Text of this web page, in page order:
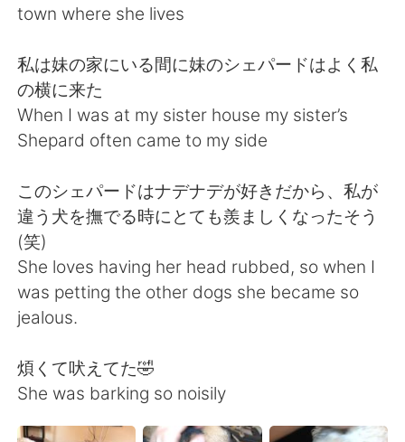
简体中文
繁體中文 Español
العربية Français
Русский ไทย
Indonesia
Türkçe Tiếng Việt
town where she lives
私は妹の家にいる間に妹のシェパードはよく私
の横に来た
When I was at my sister house my sister’s
Shepard often came to my side
このシェパードはナデナデが好きだから、私が
違う犬を撫でる時にとても羨ましくなったそう
(笑)
She loves having her head rubbed, so when I
was petting the other dogs she became so
jealous.
煩くて吠えてた🤣
She was barking so noisily